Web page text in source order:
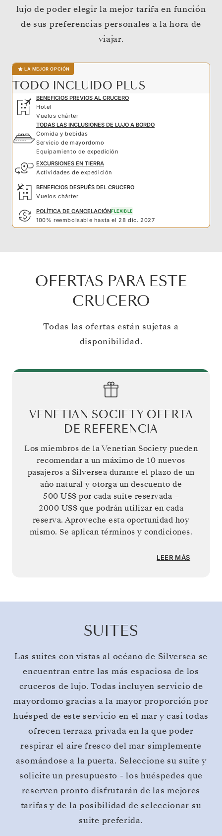
lujo de poder elegir la mejor tarifa en función
de sus preferencias personales a la hora de
viajar.
LA MEJOR OPCIÓN
TODO INCLUIDO PLUS
BENEFICIOS PREVIOS AL CRUCERO
Hotel
Vuelos chárter
TODAS LAS INCLUSIONES DE LUJO A BORDO
Comida y bebidas
Servicio de mayordomo
Equipamiento de expedición
EXCURSIONES EN TIERRA
Actividades de expedición
BENEFICIOS DESPUÉS DEL CRUCERO
Vuelos chárter
POLÍTICA DE CANCELACIÓNFLEXIBLE
100% reembolsable hasta el 28 dic. 2027
OFERTAS PARA ESTE
CRUCERO
Todas las ofertas están sujetas a
disponibilidad.
VENETIAN SOCIETY OFERTA
DE REFERENCIA
Los miembros de la Venetian Society pueden
recomendar a un máximo de 10 nuevos
pasajeros a Silversea durante el plazo de un
año natural y otorga un descuento de
500 US$ por cada suite reservada –
2000 US$ que podrán utilizar en cada
reserva. Aproveche esta oportunidad hoy
mismo. Se aplican términos y condiciones.
LEER MÁS
SUITES
Las suites con vistas al océano de Silversea se
encuentran entre las más espaciosa de los
cruceros de lujo. Todas incluyen servicio de
mayordomo gracias a la mayor proporción por
huésped de este servicio en el mar y casi todas
ofrecen terraza privada en la que poder
respirar el aire fresco del mar simplemente
asomándose a la puerta. Seleccione su suite y
solicite un presupuesto - los huéspedes que
reserven pronto disfrutarán de las mejores
tarifas y de la posibilidad de seleccionar su
suite preferida.